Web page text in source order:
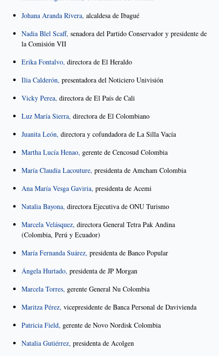
Johana Aranda Rivera, alcaldesa de Ibagué
Nadia Blel Scaff, senadora del Partido Conservador y presidente de
la Comisión VII
Erika Fontalvo, directora de El Heraldo
Ilia Calderón, presentadora del Noticiero Univisión
Vicky Perea, directora de El País de Cali
Luz María Sierra, directora de El Colombiano
Juanita León, directora y cofundadora de La Silla Vacía
Martha Lucía Henao, gerente de Cencosud Colombia
María Claudia Lacouture, presidenta de Amcham Colombia
Ana María Vesga Gaviria, presidenta de Acemi
Natalia Bayona, directora Ejecutiva de ONU Turismo
Marcela Velásquez, directora General Tetra Pak Andina
(Colombia, Perú y Ecuador)
María Fernanda Suárez, presidenta de Banco Popular
Ángela Hurtado, presidenta de JP Morgan
Marcela Torres, gerente General Nu Colombia
Maritza Pérez, vicepresidente de Banca Personal de Davivienda
Patricia Field, gerente de Novo Nordisk Colombia
Natalia Gutiérrez, presidenta de Acolgen